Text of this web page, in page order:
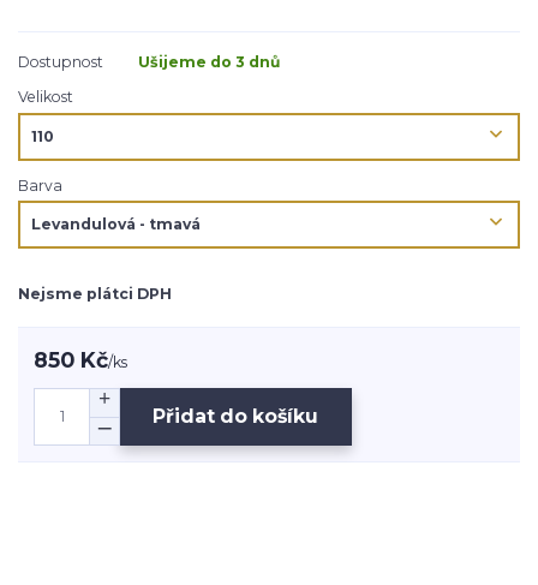
Dostupnost
Ušijeme do 3 dnů
Velikost
Barva
Nejsme plátci DPH
850 Kč/ks
Přidat do košíku